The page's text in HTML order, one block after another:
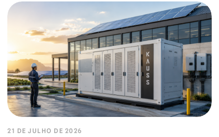
21 DE JULHO DE 2026